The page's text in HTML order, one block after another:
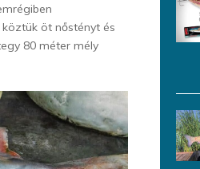
öt nőstényt és
80 méter mély